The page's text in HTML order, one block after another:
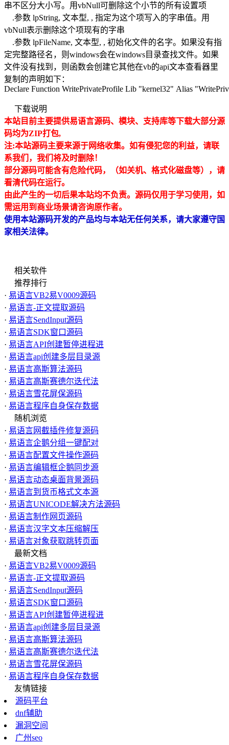
串不区分大小写。用vbNull可删除这个小节的所有设置项
.参数 lpString, 文本型, , 指定为这个项写入的字串值。用
vbNull表示删除这个项现有的字串
.参数 lpFileName, 文本型, , 初始化文件的名字。如果没有指
定完整路径名，则windows会在windows目录查找文件。如果
文件没有找到，则函数会创建它其他在vb的api文本查看器里
复制的声明如下：
Declare Function WritePrivateProfile Lib "kernel32" Alias
下载说明
本站目前主要提供易语言源码、模块、支持库等下载大部分源
码均为ZIP打包,
注:本站源码主要来源于网络收集。如有侵犯您的利益，请联
系我们，我们将及时删除！
部分源码可能含有危险代码，（如关机、格式化磁盘等），请
看清代码在运行。
由此产生的一切后果本站均不负责。源码仅用于学习使用，如
需运用到商业场景请咨询原作者。
使用本站源码开发的产品均与本站无任何关系，请大家遵守国
家相关法律。
相关软件
推荐排行
· 易语言VB2易V0009源码
· 易语言-正文提取源码
· 易语言SendInput源码
· 易语言SDK窗口源码
· 易语言API创建暂停进程进
· 易语言api创建多层目录源
· 易语言高斯算法源码
· 易语言高斯赛德尔迭代法
· 易语言雪花屏保源码
· 易语言程序自身保存数据
随机浏览
· 易语言网截插件修复源码
· 易语言企鹅分组一键配对
· 易语言配置文件操作源码
· 易语言编辑框企鹅同步源
· 易语言动态桌面背景源码
· 易语言到货币格式文本源
· 易语言UNICODE解决方法源码
· 易语言制作网页源码
· 易语言汉字文本压缩解压
· 易语言对象获取跳转页面
最新文档
· 易语言VB2易V0009源码
· 易语言-正文提取源码
· 易语言SendInput源码
· 易语言SDK窗口源码
· 易语言API创建暂停进程进
· 易语言api创建多层目录源
· 易语言高斯算法源码
· 易语言高斯赛德尔迭代法
· 易语言雪花屏保源码
· 易语言程序自身保存数据
友情链接
源码平台
dnf辅助
漏洞空间
广州seo